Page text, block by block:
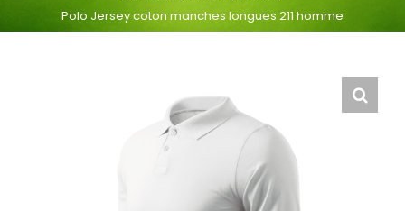
Polo Jersey coton manches longues 211 homme